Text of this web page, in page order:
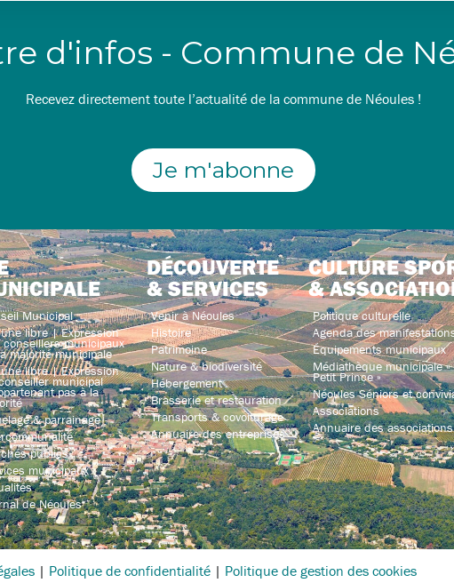
d'infos - Commune de
Recevez directement toute l’actualité de la commune de Néoules !
Je m'abonne
Municipal
libre | Expression
conseillers municipaux
majorité municipale
libre | Expression
municipal
pas à la
& parrainage
publics
municipaux
de Néoules
DÉCOUVERTE
& SERVICES
Venir à Néoules
Histoire
Patrimoine
Nature & biodiversité
Hébergement
Brasserie et restauration
Transports & covoiturage
Annuaire des entreprises
CULTURE
&
Politique culturelle
Agenda des
Équipements municipaux
Médiathèque municipale «
Petit Prince »
Néoules Séniors et
Associations
Annuaire des associations
| Politique de confidentialité | Politique de gestion des cookies